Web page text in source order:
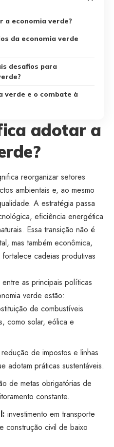
a economia verde?
da economia verde
desafios para
verde e o combate à
adotar a
reorganizar setores
ambientais e, ao mesmo
A estratégia passa
eficiência energética
Essa transição não é
mas também econômica,
cadeias produtivas
as principais políticas
verde estão:
de combustíveis
como solar, eólica e
redução de impostos e linhas
adotam práticas sustentáveis.
de metas obrigatórias de
constante.
investimento em transporte
construção civil de baixo